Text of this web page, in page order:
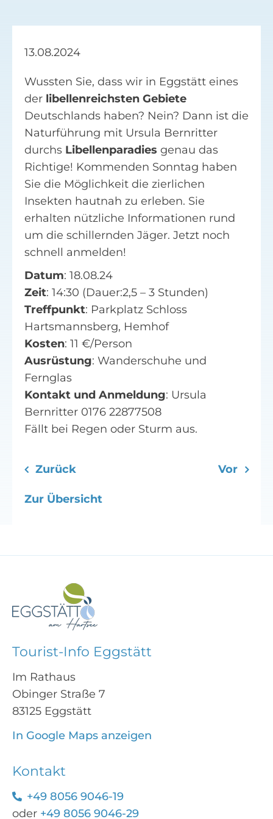
Facebook
Suche
13.08.2024
Wussten Sie, dass wir in Eggstätt eines
der libellenreichsten Gebiete
Deutschlands haben? Nein? Dann ist die
Naturführung mit Ursula Bernritter
durchs Libellenparadies genau das
Richtige! Kommenden Sonntag haben
Sie die Möglichkeit die zierlichen
Insekten hautnah zu erleben. Sie
erhalten nützliche Informationen rund
um die schillernden Jäger. Jetzt noch
schnell anmelden!
Datum: 18.08.24
Zeit: 14:30 (Dauer:2,5 – 3 Stunden)
Treffpunkt: Parkplatz Schloss
Hartsmannsberg, Hemhof
Kosten: 11 €/Person
Ausrüstung: Wanderschuhe und
Fernglas
Kontakt und Anmeldung: Ursula
Bernritter 0176 22877508
Fällt bei Regen oder Sturm aus.
Zurück Vor
Zur Übersicht
Tourist-Info Eggstätt
Im Rathaus
Obinger Straße 7
83125 Eggstätt
In Google Maps anzeigen
Kontakt
+49 8056 9046-19
oder +49 8056 9046-29